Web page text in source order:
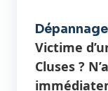
Victime
Cluses ?